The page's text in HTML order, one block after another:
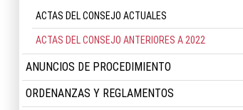
ACTAS DEL CONSEJO ACTUALES
ACTAS DEL CONSEJO ANTERIORES A 2022
ANUNCIOS DE PROCEDIMIENTO
ORDENANZAS Y REGLAMENTOS